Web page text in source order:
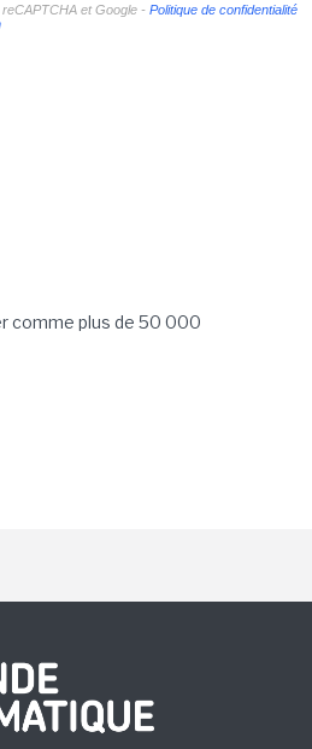
et Google - Politique de confidentialité
comme plus de 50 000